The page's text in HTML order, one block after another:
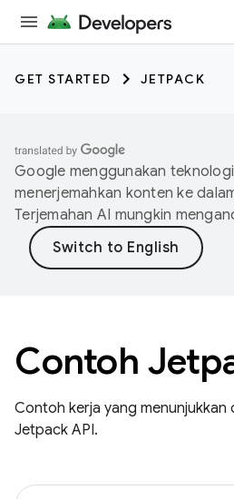
GET STARTED JETPACK
Google menggunakan
menerjemahkan konten ke
Terjemahan AI mungkin
Contoh
Contoh kerja yang menunjukkan
Jetpack API.